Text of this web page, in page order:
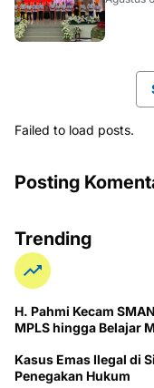
Failed to load posts.
Posting
Trending
H. Pahmi Kecam
MPLS hingga Belajar
Kasus Emas Ilegal di
Penegakan Hukum